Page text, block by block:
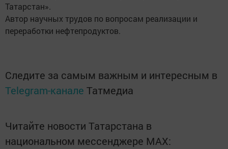
Татарстан».
Автор научных трудов по вопросам реализации и
переработки нефтепродуктов.
Следите за самым важным и интересным в
Telegram-канале Татмедиа
Читайте новости Татарстана в
национальном мессенджере MАХ: